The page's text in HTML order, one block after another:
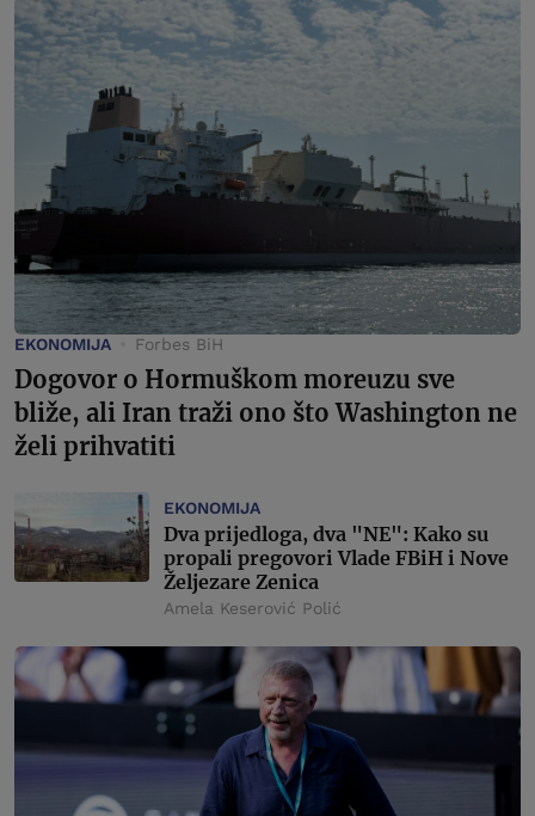
EKONOMIJA Forbes BiH
Dogovor o Hormuškom moreuzu sve
bliže, ali Iran traži ono što Washington ne
želi prihvatiti
EKONOMIJA
Dva prijedloga, dva "NE": Kako su
propali pregovori Vlade FBiH i Nove
Željezare Zenica
Amela Keserović Polić